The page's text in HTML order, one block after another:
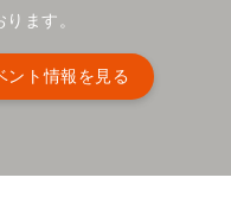
ます。
ント情報を見る